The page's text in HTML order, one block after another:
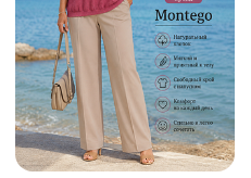
190 грн
0
171 грн з 10 серп
Montego